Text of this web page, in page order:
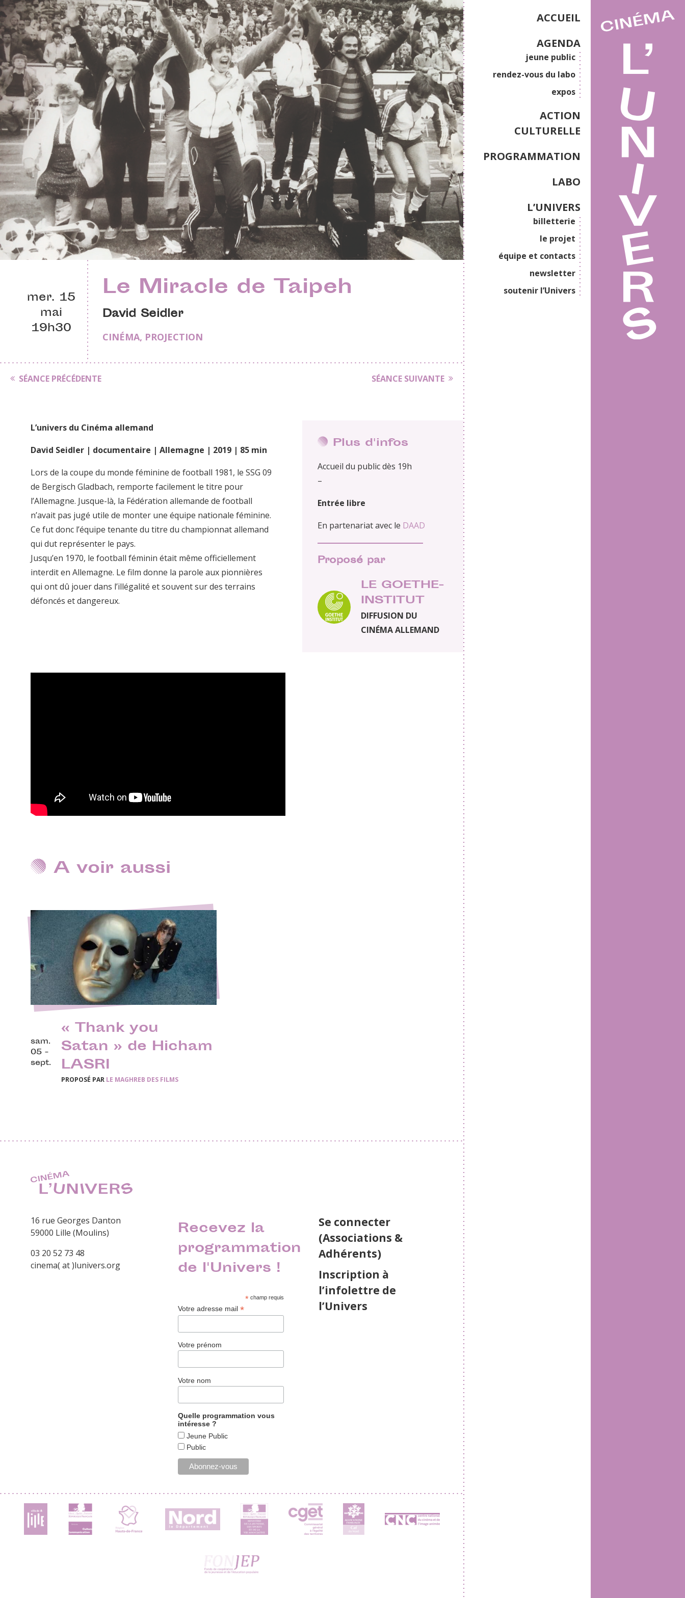
ACCUEIL
AGENDA
jeune public
rendez-vous du labo
expos
ACTION
CULTURELLE
PROGRAMMATION
LABO
L’UNIVERS
billetterie
le projet
équipe et contacts
newsletter
soutenir l’Univers
mer. 15
mai
19h30
Le Miracle de Taipeh
David Seidler
CINÉMA, PROJECTION
SÉANCE PRÉCÉDENTE SÉANCE SUIVANTE
Plus d'infos
Accueil du public dès 19h
–
Entrée libre
En partenariat avec le DAAD
Proposé par
LE GOETHE-
INSTITUT
DIFFUSION DU
CINÉMA ALLEMAND
L’univers du Cinéma allemand
David Seidler | documentaire | Allemagne | 2019 | 85 min
Lors de la coupe du monde féminine de football 1981, le SSG 09
de Bergisch Gladbach, remporte facilement le titre pour
l’Allemagne. Jusque-là, la Fédération allemande de football
n’avait pas jugé utile de monter une équipe nationale féminine.
Ce fut donc l’équipe tenante du titre du championnat allemand
qui dut représenter le pays.
Jusqu’en 1970, le football féminin était même officiellement
interdit en Allemagne. Le film donne la parole aux pionnières
qui ont dû jouer dans l’illégalité et souvent sur des terrains
défoncés et dangereux.
A voir aussi
sam.
05 -
sept.
« Thank you
Satan » de Hicham
LASRI
PROPOSÉ PAR LE MAGHREB DES FILMS
16 rue Georges Danton
59000 Lille (Moulins)
03 20 52 73 48
cinema( at )lunivers.org
Recevez la
programmation
de l'Univers !
*champ requis
Votre adresse mail*
Votre prénom
Votre nom
Quelle programmation vous
intéresse ?
Jeune Public
Public
Se connecter
(Associations &
Adhérents)
Inscription à
l’infolettre de
l’Univers